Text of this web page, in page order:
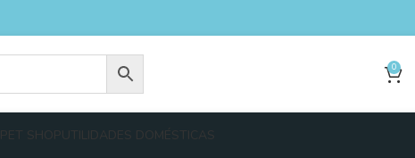
0
PET SHOP UTILIDADES DOMÉSTICAS